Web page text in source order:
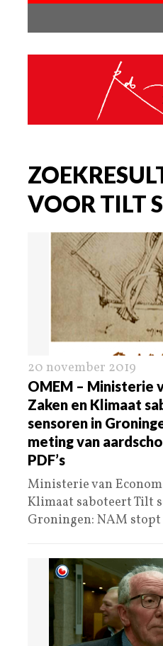
VOOR TILT
20 november 2019
OMEM – Ministerie
Zaken en Klimaat
sensoren in
meting van
PDF’s
Ministerie van
Klimaat saboteert Tilt
Groningen: NAM